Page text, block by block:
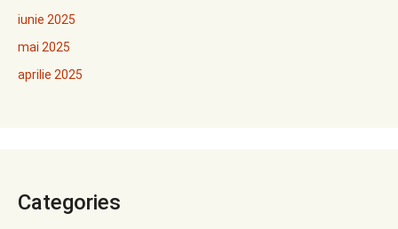
iunie 2025
mai 2025
aprilie 2025
Categories